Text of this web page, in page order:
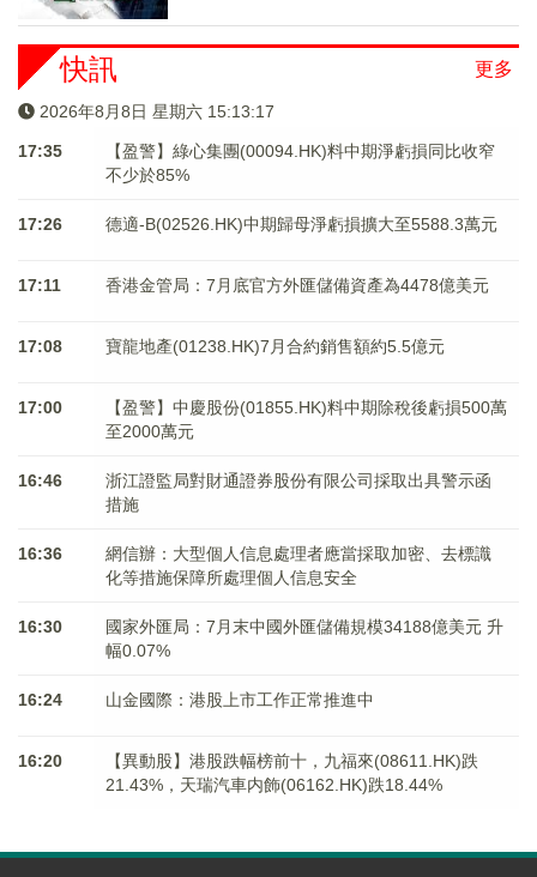
更多
快訊
2026年8月8日 星期六 15:13:18
17:35
【盈警】綠心集團(00094.HK)料中期淨虧損同比收窄
不少於85%
17:26 德適-B(02526.HK)中期歸母淨虧損擴大至5588.3萬元
17:11 香港金管局：7月底官方外匯儲備資產為4478億美元
17:08 寶龍地產(01238.HK)7月合約銷售額約5.5億元
17:00
【盈警】中慶股份(01855.HK)料中期除稅後虧損500萬
至2000萬元
16:46
浙江證監局對財通證券股份有限公司採取出具警示函
措施
16:36
網信辦：大型個人信息處理者應當採取加密、去標識
化等措施保障所處理個人信息安全
16:30
國家外匯局：7月末中國外匯儲備規模34188億美元 升
幅0.07%
16:24 山金國際：港股上市工作正常推進中
16:20
【異動股】港股跌幅榜前十，九福來(08611.HK)跌
21.43%，天瑞汽車内飾(06162.HK)跌18.44%